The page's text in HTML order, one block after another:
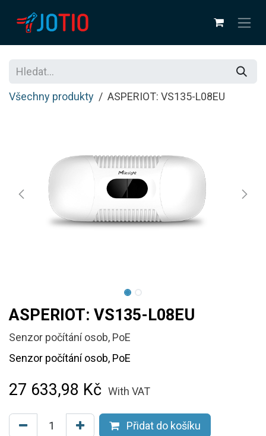
Všechny produkty ASPERIOT: VS135-L08EU
ASPERIOT: VS135-L08EU
Senzor počítání osob, PoE
Senzor počítání osob, PoE
27 633,98 Kč With VAT
Přidat do košíku